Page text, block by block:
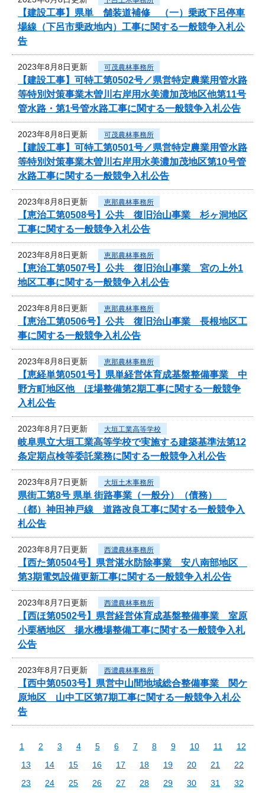
【建設工事】県単 舗装道補修 （一）乗政下呂停車
場線（下呂市乗政地内）工事に関する一般競争入札公
告
2023年8月8日更新 可茂農林事務所
【建設工事】可特工第0502号／県営特定農業用管水路
等特別対策事業木曽川右岸用水美濃加茂地区他第11号
管水路・第1号管水路工事に関する一般競争入札公告
2023年8月8日更新 可茂農林事務所
【建設工事】可特工第0501号／県営特定農業用管水路
等特別対策事業木曽川右岸用水美濃加茂地区第10号管
水路工事に関する一般競争入札公告
2023年8月8日更新 恵那農林事務所
【恵治工第0508号】公共 復旧治山事業 杉ヶ洞地区
工事に関する一般競争入札公告
2023年8月8日更新 恵那農林事務所
【恵治工第0507号】公共 復旧治山事業 宮の上外1
地区工事に関する一般競争入札公告
2023年8月8日更新 恵那農林事務所
【恵治工第0506号】公共 復旧治山事業 長根地区工
事に関する一般競争入札公告
2023年8月8日更新 恵那農林事務所
【恵経単第0501号】県単経営体育成基盤整備事業 中
野方町地区他 ほ場整備第2期工事に関する一般競争
入札公告
2023年8月7日更新 大垣工業高等学校
岐阜県立大垣工業高等学校で実施する建築基準法第12
条定期点検等委託業務に関する一般競争入札公告
2023年8月7日更新 大垣土木事務所
県街工第8号 県単 街路事業（一般分）（債務）
（都）神田神戸線 道路改良工事に関する一般競争入
札公告
2023年8月7日更新 西濃農林事務所
【西た第0504号】県営湛水防除事業 安八南部地区
第3期電気設備更新工事に関する一般競争入札公告
2023年8月7日更新 西濃農林事務所
【西ほ第0502号】県営経営体育成基盤整備事業 室原
小栗栖地区 揚水機場整備工事に関する一般競争入札
公告
2023年8月7日更新 西濃農林事務所
【西中第0503号】県営中山間地域総合整備事業 関ケ
原地区 山中工区第7期工事に関する一般競争入札公
告
1 2 3 4 5 6 7 8 9 10 11
12
13
14 15 16 17 18 19 20 21
22
23
24 25 26 27 28 29 30 31
32